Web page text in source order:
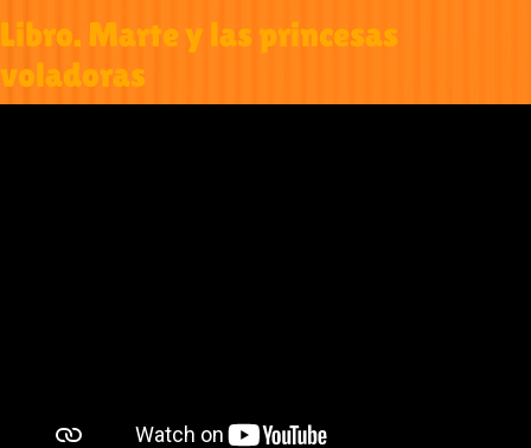
Libro. Marte y las princesas
voladoras